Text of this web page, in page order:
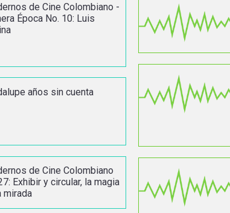
de Cine Colombiano -
Época No. 10: Luis
años sin cuenta
de Cine Colombiano
Exhibir y circular, la magia
mirada